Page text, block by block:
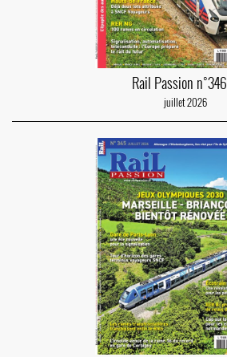
Rail Passion n°346
juillet 2026